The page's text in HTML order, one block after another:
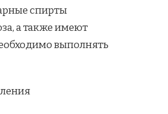
спирты
а также имеют
выполнять